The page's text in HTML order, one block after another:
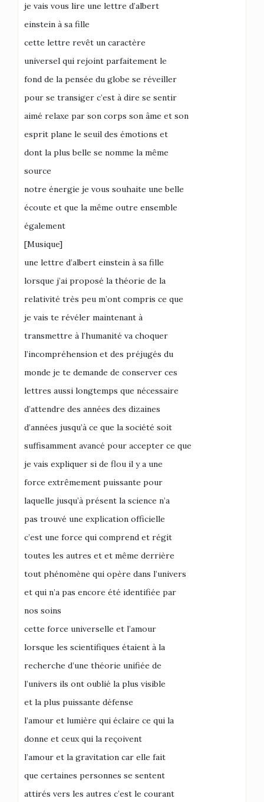
je vais vous lire une lettre d’albert
einstein à sa fille
cette lettre revêt un caractère
universel qui rejoint parfaitement le
fond de la pensée du globe se réveiller
pour se transiger c’est à dire se sentir
aimé relaxe par son corps son âme et son
esprit plane le seuil des émotions et
dont la plus belle se nomme la même
source
notre énergie je vous souhaite une belle
écoute et que la même outre ensemble
également
[Musique]
une lettre d’albert einstein à sa fille
lorsque j’ai proposé la théorie de la
relativité très peu m’ont compris ce que
je vais te révéler maintenant à
transmettre à l’humanité va choquer
l’incompréhension et des préjugés du
monde je te demande de conserver ces
lettres aussi longtemps que nécessaire
d’attendre des années des dizaines
d’années jusqu’à ce que la société soit
suffisamment avancé pour accepter ce que
je vais expliquer si de flou il y a une
force extrêmement puissante pour
laquelle jusqu’à présent la science n’a
pas trouvé une explication officielle
c’est une force qui comprend et régit
toutes les autres et et même derrière
tout phénomène qui opère dans l’univers
et qui n’a pas encore été identifiée par
nos soins
cette force universelle et l’amour
lorsque les scientifiques étaient à la
recherche d’une théorie unifiée de
l’univers ils ont oublié la plus visible
et la plus puissante défense
l’amour et lumière qui éclaire ce qui la
donne et ceux qui la reçoivent
l’amour et la gravitation car elle fait
que certaines personnes se sentent
attirés vers les autres c’est le courant